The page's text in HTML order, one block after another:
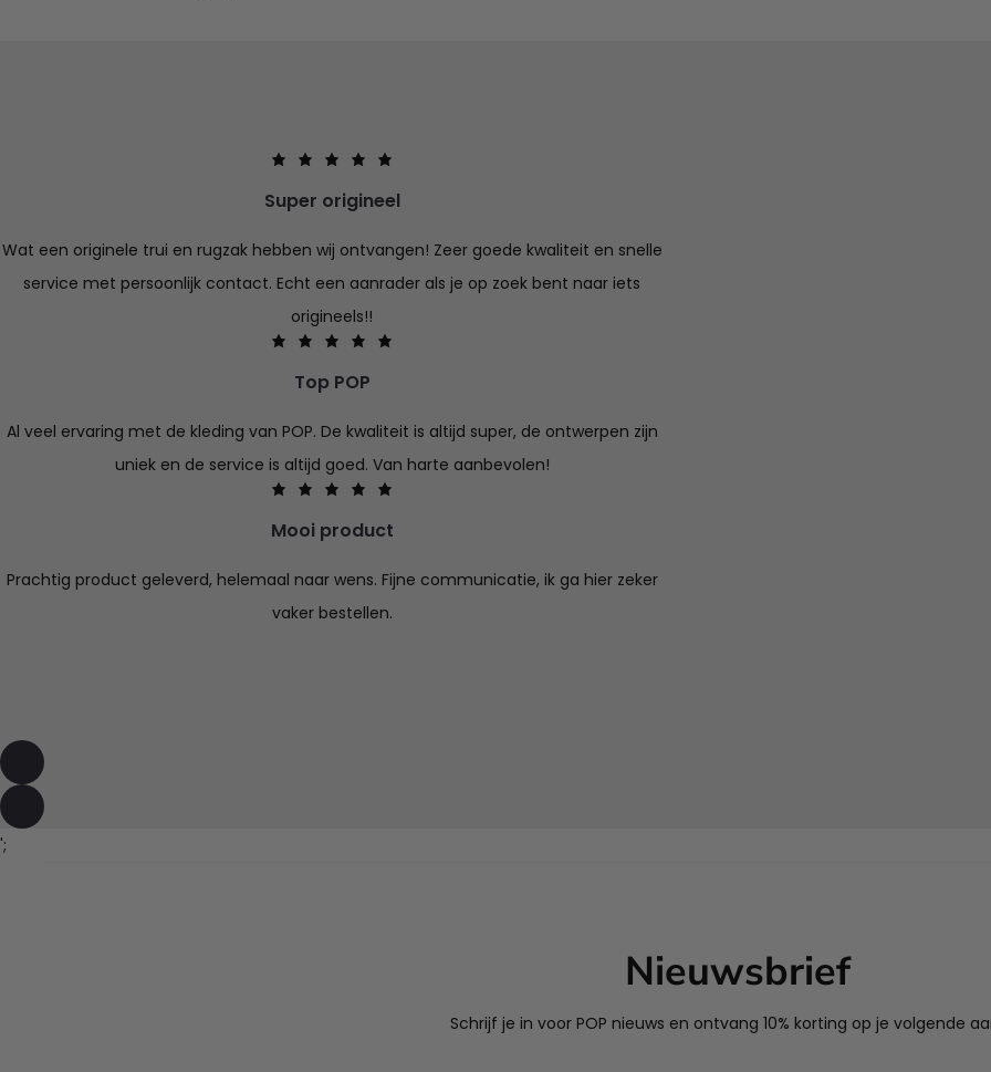
Super origineel
Wat een originele trui en rugzak hebben wij ontvangen! Zeer goede kwaliteit en snelle
service met persoonlijk contact. Echt een aanrader als je op zoek bent naar iets
origineels!!
Top POP
Al veel ervaring met de kleding van POP. De kwaliteit is altijd super, de ontwerpen zijn
uniek en de service is altijd goed. Van harte aanbevolen!
Mooi product
Prachtig product geleverd, helemaal naar wens. Fijne communicatie, ik ga hier zeker
vaker bestellen.
';
Nieuwsbrief
Schrijf je in voor POP nieuws en ontvang 10% korting op je volgende